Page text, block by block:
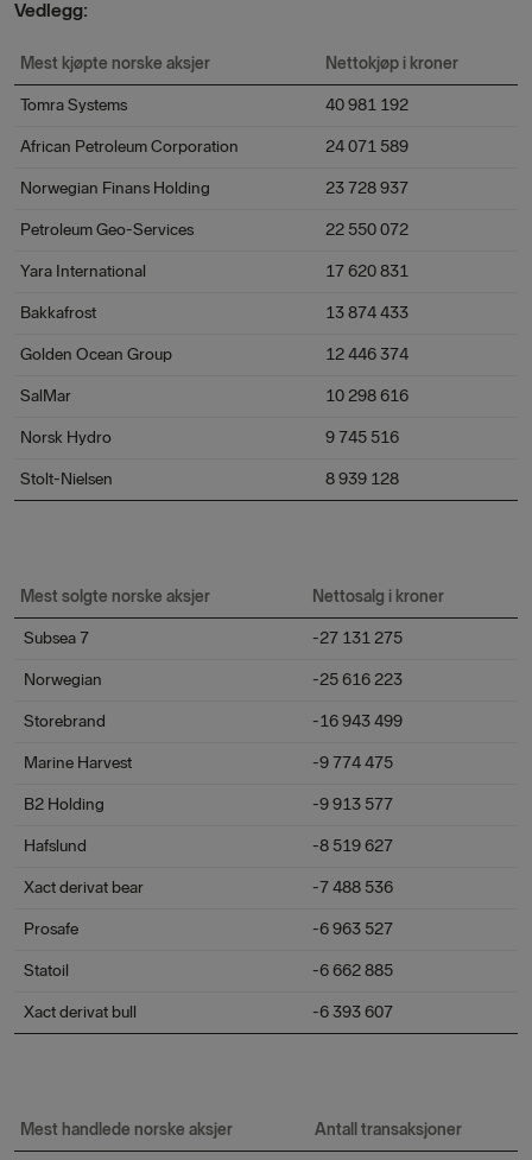
Vedlegg:
Mest kjøpte norske aksjer Nettokjøp i kroner
Tomra Systems 40 981 192
African Petroleum Corporation 24 071 589
Norwegian Finans Holding 23 728 937
Petroleum Geo-Services 22 550 072
Yara International 17 620 831
Bakkafrost 13 874 433
Golden Ocean Group 12 446 374
SalMar 10 298 616
Norsk Hydro 9 745 516
Stolt-Nielsen 8 939 128
Mest solgte norske aksjer Nettosalg i kroner
Subsea 7 -27 131 275
Norwegian -25 616 223
Storebrand -16 943 499
Marine Harvest -9 774 475
B2 Holding -9 913 577
Hafslund -8 519 627
Xact derivat bear -7 488 536
Prosafe -6 963 527
Statoil -6 662 885
Xact derivat bull -6 393 607
Mest handlede norske aksjer Antall transaksjoner